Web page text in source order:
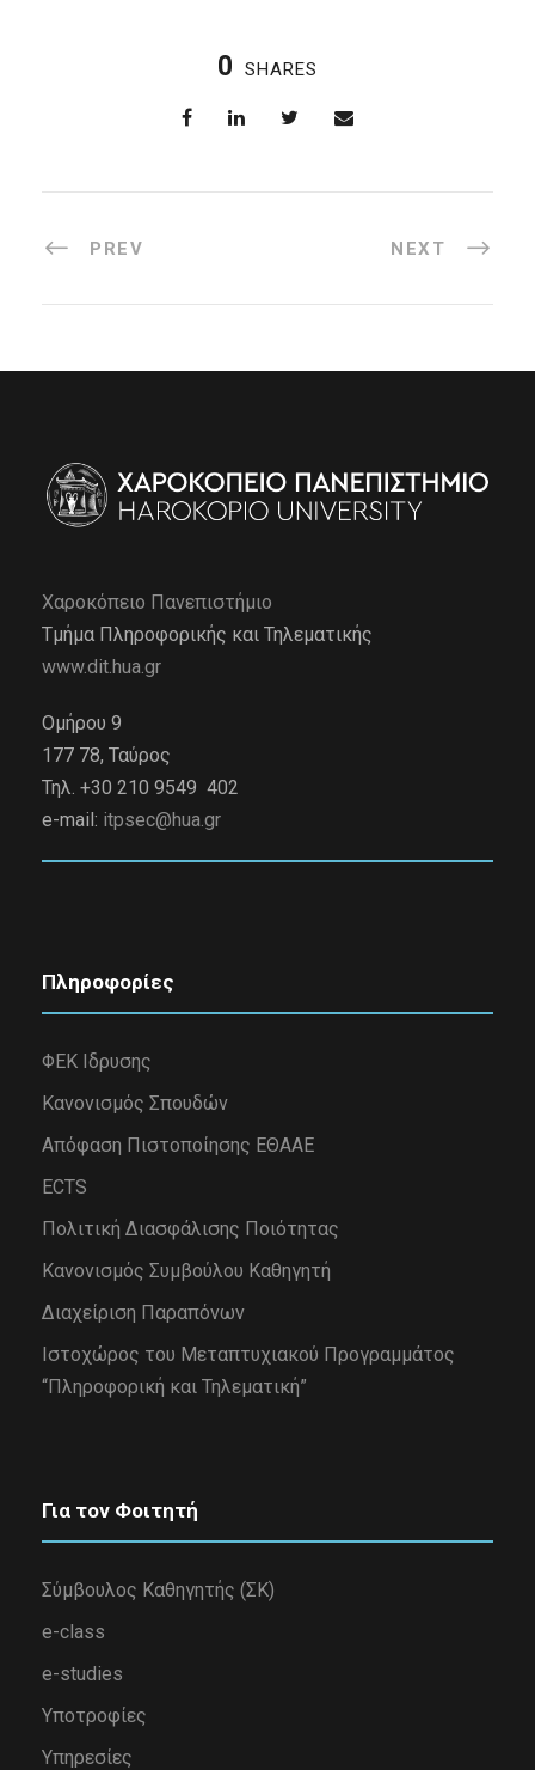
0 SHARES
PREV NEXT
Χαροκόπειο Πανεπιστήμιο
Τμήμα Πληροφορικής και Τηλεματικής
www.dit.hua.gr
Ομήρου 9
177 78, Ταύρος
Τηλ. +30 210 9549 402
e-mail: itpsec@hua.gr
Πληροφορίες
ΦΕΚ Ιδρυσης
Κανονισμός Σπουδών
Απόφαση Πιστοποίησης ΕΘΑΑΕ
ECTS
Πολιτική Διασφάλισης Ποιότητας
Κανονισμός Συμβούλου Καθηγητή
Διαχείριση Παραπόνων
Iστοχώρος του Μεταπτυχιακού Προγραμμάτος
“Πληροφορική και Τηλεματική”
Για τον Φοιτητή
Σύμβουλος Καθηγητής (ΣΚ)
e-class
e-studies
Υποτροφίες
Υπηρεσίες